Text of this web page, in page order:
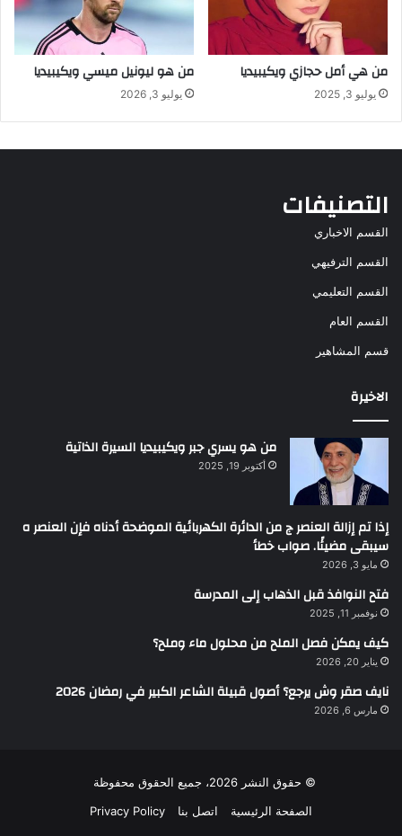
من هي أمل حجازي ويكيبيديا
يوليو 3, 2025
من هو ليونيل ميسي ويكيبيديا
يوليو 3, 2026
التصنيفات
القسم الاخباري
القسم الترفيهي
القسم التعليمي
القسم العام
قسم المشاهير
الاخيرة
من هو يسري جبر ويكيبيديا السيرة الذاتية
أكتوبر 19, 2025
إذا تم إزالة العنصر ج من الدائرة الكهربائية الموضحة أدناه فإن العنصر ه
سيبقى مضيئًا. صواب خطأ
مايو 3, 2026
فتح النوافذ قبل الذهاب إلى المدرسة
نوفمبر 11, 2025
كيف يمكن فصل الملح من محلول ماء وملح؟
يناير 20, 2026
نايف صقر وش يرجع؟ أصول قبيلة الشاعر الكبير في رمضان 2026
مارس 6, 2026
© حقوق النشر 2026، جميع الحقوق محفوظة
الصفحة الرئيسية
اتصل بنا Privacy Policy